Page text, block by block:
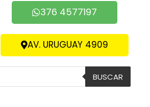
376 4577197
AV. URUGUAY 4909
BUSCAR